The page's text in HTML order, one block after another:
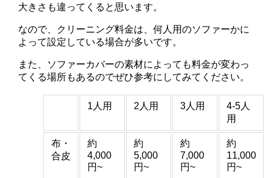
大きさも違ってくると思います。
なので、クリーニング料金は、何人用のソファーかに
よって設定している場合が多いです。
また、ソファーカバーの素材によっても料金が変わっ
てくる場所もあるのでぜひ参考にしてみてください。
1人用 2人用 3人用
4-5人
用
布・
合皮
約
4,000
円~
約
5,000
円~
約
7,000
円~
約
11,000
円~